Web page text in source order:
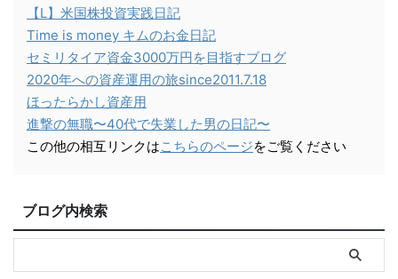
【L】米国株投資実践日記
Time is money キムのお金日記
セミリタイア資金3000万円を目指すブログ
2020年への資産運用の旅since2011.7.18
ほったらかし資産用
進撃の無職〜40代で失業した男の日記〜
この他の相互リンクはこちらのページをご覧ください
ブログ内検索